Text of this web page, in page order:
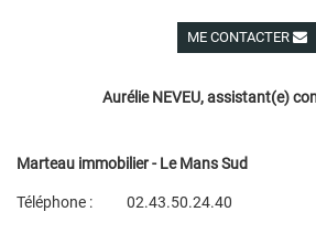
ME CONTACTER
Aurélie NEVEU, assistant(e)
Marteau immobilier - Le Mans Sud
Téléphone :
02.43.50.24.40